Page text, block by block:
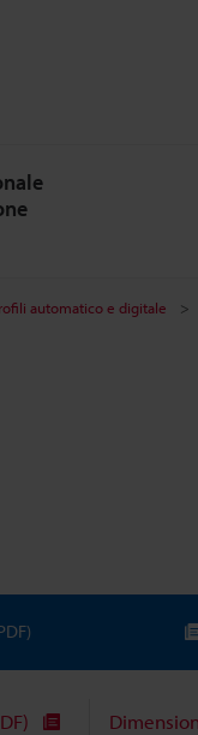
automatico e digitale